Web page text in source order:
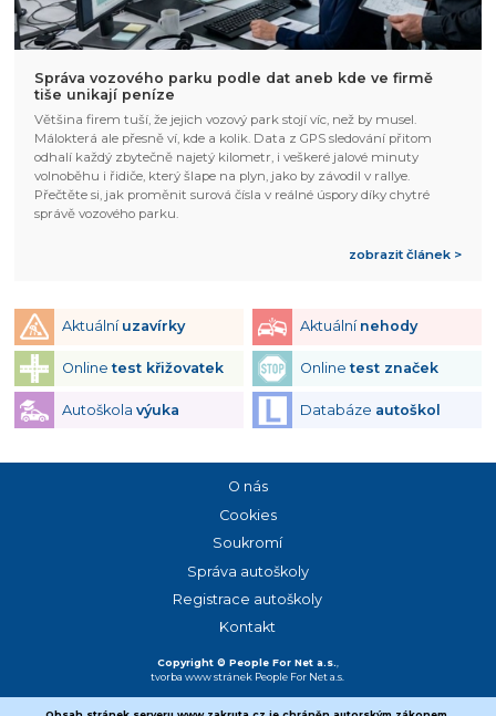
Správa vozového parku podle dat aneb kde ve firmě
tiše unikají peníze
Většina firem tuší, že jejich vozový park stojí víc, než by musel.
Málokterá ale přesně ví, kde a kolik. Data z GPS sledování přitom
odhalí každý zbytečně najetý kilometr, i veškeré jalové minuty
volnoběhu i řidiče, který šlape na plyn, jako by závodil v rallye.
Přečtěte si, jak proměnit surová čísla v reálné úspory díky chytré
správě vozového parku.
zobrazit článek >
Aktuální uzavírky Aktuální nehody
Onlinetest křižovatek Onlinetest značek
Autoškola výuka Databáze autoškol
Copyright © People For Net a.s.
tvorba www stránek People For Net a.s.
O nás
Cookies
Soukromí
Správa autoškoly
Registrace autoškoly
Kontakt